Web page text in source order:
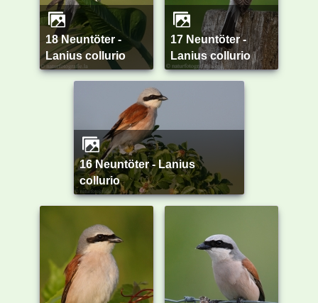
18 Neuntöter -
Lanius collurio
17 Neuntöter -
Lanius collurio
16 Neuntöter - Lanius
collurio